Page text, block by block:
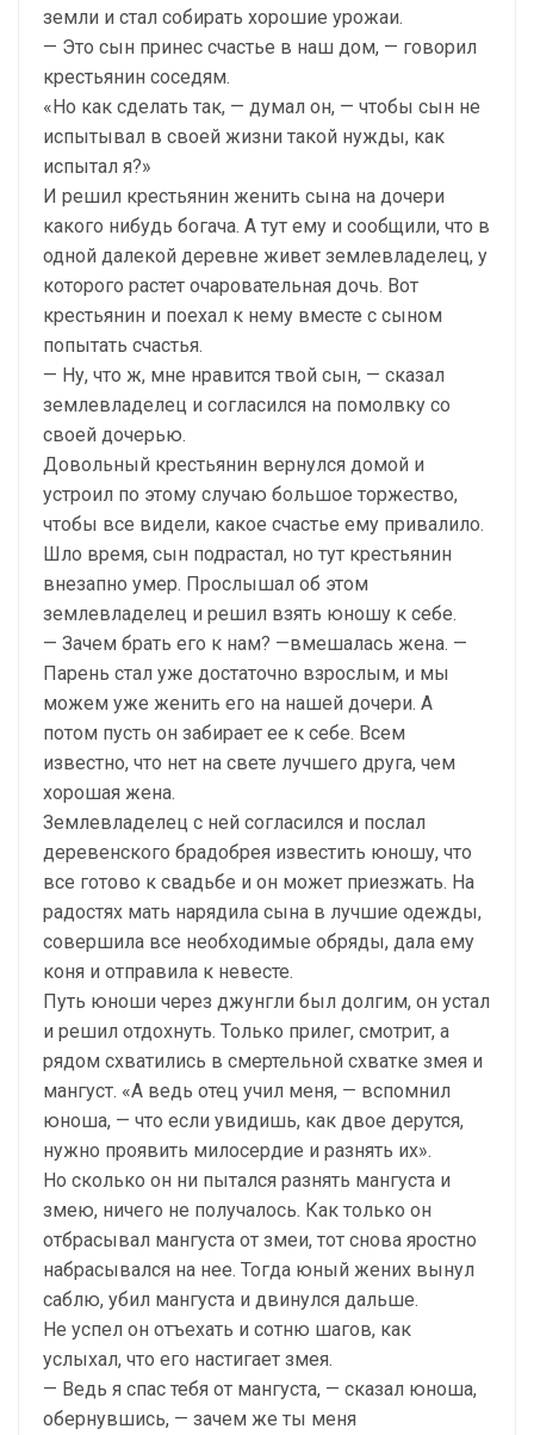
земли и стал собирать хорошие урожаи.
— Это сын принес счастье в наш дом, — говорил
крестьянин соседям.
«Но как сделать так, — думал он, — чтобы сын не
испытывал в своей жизни такой нужды, как
испытал я?»
И решил крестьянин женить сына на дочери
какого нибудь богача. А тут ему и сообщили, что в
одной далекой деревне живет землевладелец, у
которого растет очаровательная дочь. Вот
крестьянин и поехал к нему вместе с сыном
попытать счастья.
— Ну, что ж, мне нравится твой сын, — сказал
землевладелец и согласился на помолвку со
своей дочерью.
Довольный крестьянин вернулся домой и
устроил по этому случаю большое торжество,
чтобы все видели, какое счастье ему привалило.
Шло время, сын подрастал, но тут крестьянин
внезапно умер. Прослышал об этом
землевладелец и решил взять юношу к себе.
— Зачем брать его к нам? —вмешалась жена. —
Парень стал уже достаточно взрослым, и мы
можем уже женить его на нашей дочери. А
потом пусть он забирает ее к себе. Всем
известно, что нет на свете лучшего друга, чем
хорошая жена.
Землевладелец с ней согласился и послал
деревенского брадобрея известить юношу, что
все готово к свадьбе и он может приезжать. На
радостях мать нарядила сына в лучшие одежды,
совершила все необходимые обряды, дала ему
коня и отправила к невесте.
Путь юноши через джунгли был долгим, он устал
и решил отдохнуть. Только прилег, смотрит, а
рядом схватились в смертельной схватке змея и
мангуст. «А ведь отец учил меня, — вспомнил
юноша, — что если увидишь, как двое дерутся,
нужно проявить милосердие и разнять их».
Но сколько он ни пытался разнять мангуста и
змею, ничего не получалось. Как только он
отбрасывал мангуста от змеи, тот снова яростно
набрасывался на нее. Тогда юный жених вынул
саблю, убил мангуста и двинулся дальше.
Не успел он отъехать и сотню шагов, как
услыхал, что его настигает змея.
— Ведь я спас тебя от мангуста, — сказал юноша,
обернувшись, — зачем же ты меня